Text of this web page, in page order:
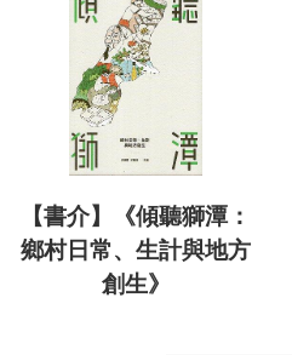
【書介】《傾聽獅潭：
鄉村日常、生計與地方
創生》